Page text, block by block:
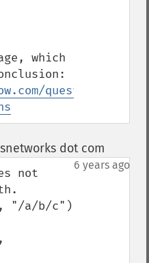
which
questions/
dot com
6 years ago
not
"/a/b/c")